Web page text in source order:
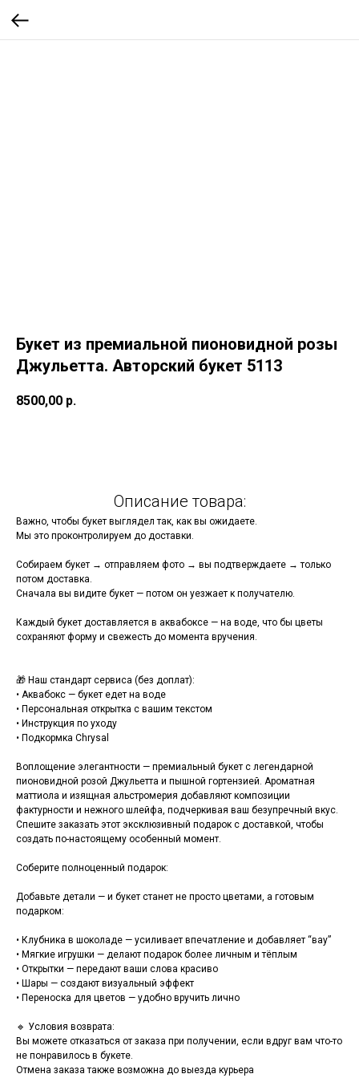
Букет из премиальной пионовидной розы
Джульетта. Авторский букет 5113
8500,00 р.
Описание товара:
Важно, чтобы букет выглядел так, как вы ожидаете.
Мы это проконтролируем до доставки.
Собираем букет → отправляем фото → вы подтверждаете → только
потом доставка.
Сначала вы видите букет — потом он уезжает к получателю.
Каждый букет доставляется в аквабоксе — на воде, что бы цветы
сохраняют форму и свежесть до момента вручения.
🎁 Наш стандарт сервиса (без доплат):
• Аквабокс — букет едет на воде
• Персональная открытка с вашим текстом
• Инструкция по уходу
• Подкормка Chrysal
Воплощение элегантности — премиальный букет с легендарной
пионовидной розой Джульетта и пышной гортензией. Ароматная
маттиола и изящная альстромерия добавляют композиции
фактурности и нежного шлейфа, подчеркивая ваш безупречный вкус.
Спешите заказать этот эксклюзивный подарок с доставкой, чтобы
создать по-настоящему особенный момент.
Соберите полноценный подарок:
Добавьте детали — и букет станет не просто цветами, а готовым
подарком:
• Клубника в шоколаде — усиливает впечатление и добавляет “вау”
• Мягкие игрушки — делают подарок более личным и тёплым
• Открытки — передают ваши слова красиво
• Шары — создают визуальный эффект
• Переноска для цветов — удобно вручить лично
🔹 Условия возврата:
Вы можете отказаться от заказа при получении, если вдруг вам что-то
не понравилось в букете.
Отмена заказа также возможна до выезда курьера